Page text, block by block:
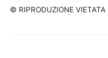
© RIPRODUZIONE VIETATA